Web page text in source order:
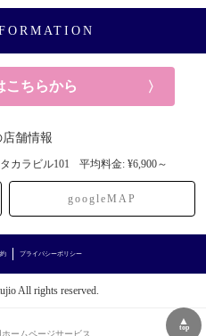
こちらから
店舗情報
カラビル101 平均料金: ¥6,900～
googleMAP
プライバシーポリシー
All rights reserved.
▲
top